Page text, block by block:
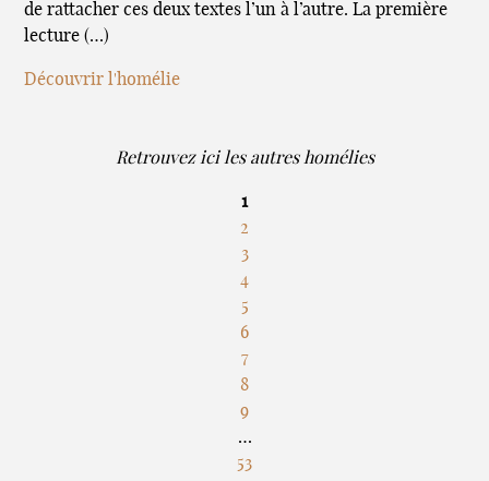
de rattacher ces deux textes l’un à l’autre. La première
lecture (…)
Découvrir l'homélie
Retrouvez ici les autres homélies
1
2
3
4
5
6
7
8
9
…
53